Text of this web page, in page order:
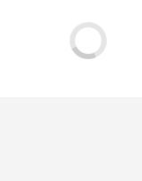
Basílica de San